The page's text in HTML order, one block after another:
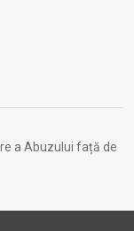
a Abuzului față de